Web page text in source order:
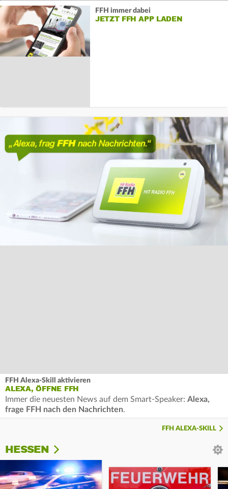
FFH immer dabei
JETZT FFH APP LADEN
FFH Alexa-Skill aktivieren
ALEXA, ÖFFNE FFH
Immer die neuesten News auf dem Smart-Speaker: Alexa,
frage FFH nach den Nachrichten.
FFH ALEXA-SKILL
HESSEN